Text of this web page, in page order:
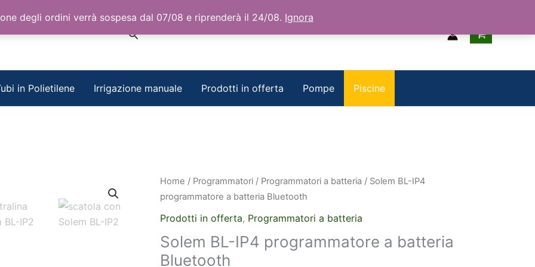
degli ordini verrà sospesa dal 07/08 e riprenderà il 24/08. Ignora
Cerca
in Polietilene Irrigazione manuale Prodotti in offerta Pompe Piscine
Home / Programmatori / Programmatori a batteria / Solem BL-IP4
programmatore a batteria Bluetooth
Prodotti in offerta, Programmatori a batteria
Solem BL-IP4 programmatore a batteria
Bluetooth